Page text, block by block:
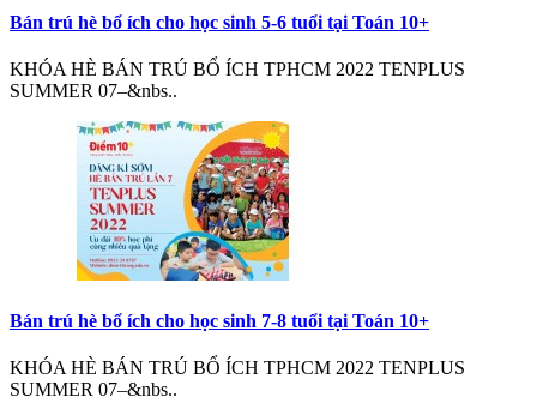
Bán trú hè bổ ích cho học sinh 5-6 tuổi tại Toán 10+
KHÓA HÈ BÁN TRÚ BỔ ÍCH TPHCM 2022 TENPLUS
SUMMER 07–&nbs..
Bán trú hè bổ ích cho học sinh 7-8 tuổi tại Toán 10+
KHÓA HÈ BÁN TRÚ BỔ ÍCH TPHCM 2022 TENPLUS
SUMMER 07–&nbs..